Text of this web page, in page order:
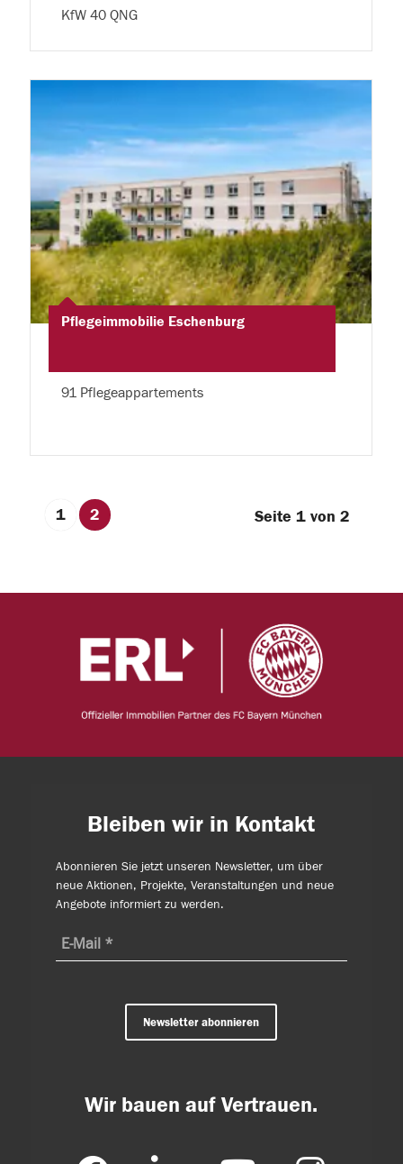
KfW 40 QNG
Pflegeimmobilie Eschenburg
91 Pflegeappartements
Seite 1 von 2
1 2
Bleiben wir in Kontakt
Abonnieren Sie jetzt unseren Newsletter, um über
neue Aktionen, Projekte, Veranstaltungen und neue
Angebote informiert zu werden.
Newsletter abonnieren
Wir bauen auf Vertrauen.